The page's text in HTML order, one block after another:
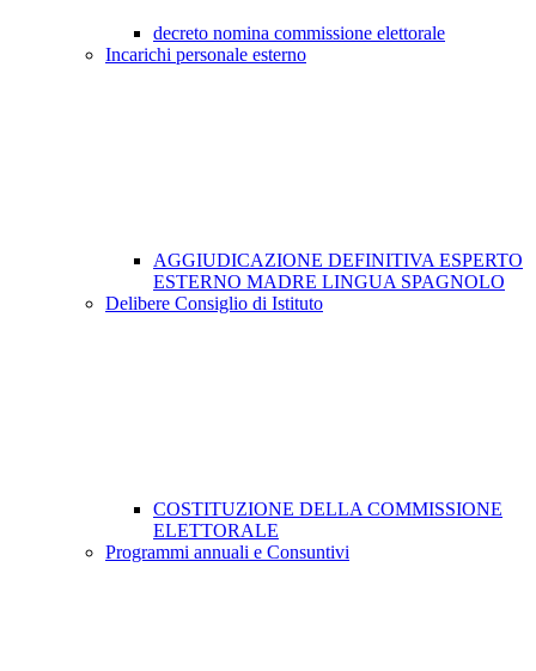
decreto nomina commissione elettorale
Incarichi personale esterno
AGGIUDICAZIONE DEFINITIVA ESPERTO
ESTERNO MADRE LINGUA SPAGNOLO
Delibere Consiglio di Istituto
COSTITUZIONE DELLA COMMISSIONE
ELETTORALE
Programmi annuali e Consuntivi